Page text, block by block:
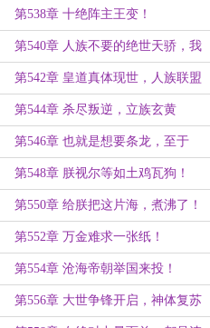
第538章 十绝阵主王变！
第540章 人族不要的绝世天骄，我
们要！
第542章 皇道真体现世，人族联盟
的脸都绿了！
第544章 杀尽叛逆，立族玄黄
第546章 也就是想要条龙，至于
吗？
第548章 朕视尔等如土鸡瓦狗！
第550章 给朕把这片海，煮沸了！
第552章 万金难求一张纸！
第554章 沧海帝朝举国来投！
第556章 大世争锋开启，神体复苏